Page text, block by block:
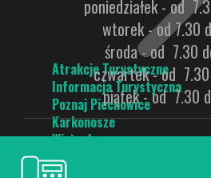
Atrakcje Turystyczne
Informacja Turystyczna
Poznaj Piechowice
Karkonosze
Wirtualny spacer
poniedziałek - od
wtorek - od 7.30
środa - od 7.30
czwartek - od
piątek - od 7.30